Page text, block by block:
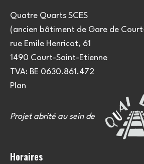
Quatre Quarts SCES
(ancien bâtiment de Gare de
rue Emile Henricot, 61
1490 Court-Saint-Etienne
TVA: BE 0630.861.472
Plan
Projet abrité au sein de
Horaires